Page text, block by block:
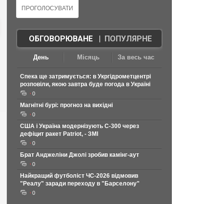
ОБГОВОРЮВАНЕ| ПОПУЛЯРНЕ
День Місяць За весь час
Спека ще затримується: в Укргідрометцентрі
розповіли, якою завтра буде погода в Україні
0
Магнітні бурі: прогноз на вихідні
0
США і Україна модернізують С-300 через
дефіцит ракет Patriot, - ЗМІ
0
Брат Анджеліни Джолі зробив камінг-аут
0
Найкращий футболіст ЧС-2026 відмовив
"Реалу" заради переходу в "Барселону"
0